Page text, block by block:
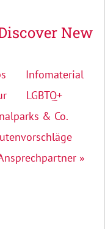
New
Infomaterial
LGBTQ+
& Co.
»